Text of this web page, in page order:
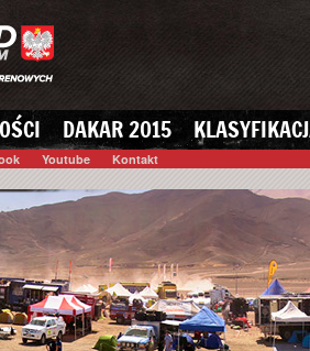
DAKAR 2015
Youtube Kontakt